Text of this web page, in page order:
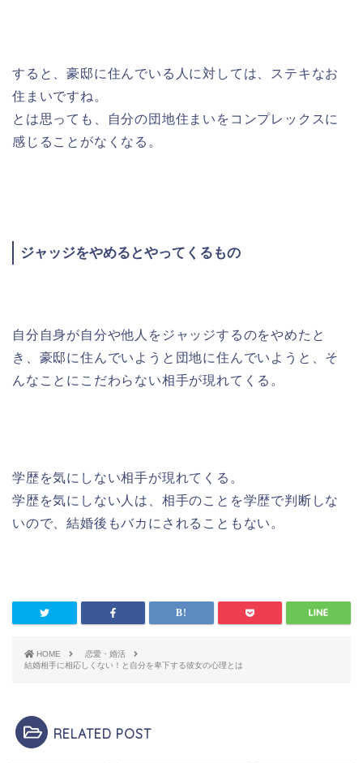
すると、豪邸に住んでいる人に対しては、ステキなお
住まいですね。
とは思っても、自分の団地住まいをコンプレックスに
感じることがなくなる。
ジャッジをやめるとやってくるもの
自分自身が自分や他人をジャッジするのをやめたと
き、豪邸に住んでいようと団地に住んでいようと、そ
んなことにこだわらない相手が現れてくる。
学歴を気にしない相手が現れてくる。
学歴を気にしない人は、相手のことを学歴で判断しな
いので、結婚後もバカにされることもない。
HOME
恋愛・婚活
結婚相手に相応しくない！と自分を卑下する彼女の心理とは
RELATED POST